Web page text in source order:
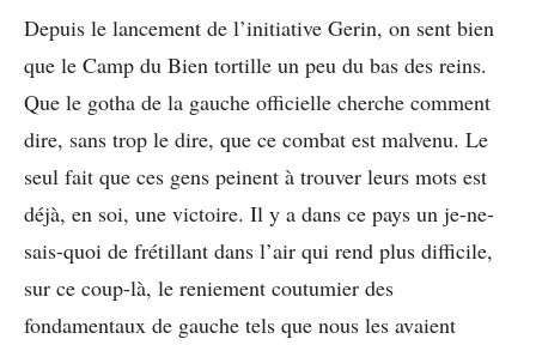
Depuis le lancement de l’initiative Gerin, on sent bien
que le Camp du Bien tortille un peu du bas des reins.
Que le gotha de la gauche officielle cherche comment
dire, sans trop le dire, que ce combat est malvenu. Le
seul fait que ces gens peinent à trouver leurs mots est
déjà, en soi, une victoire. Il y a dans ce pays un je-ne-
sais-quoi de frétillant dans l’air qui rend plus difficile,
sur ce coup-là, le reniement coutumier des
fondamentaux de gauche tels que nous les avaient